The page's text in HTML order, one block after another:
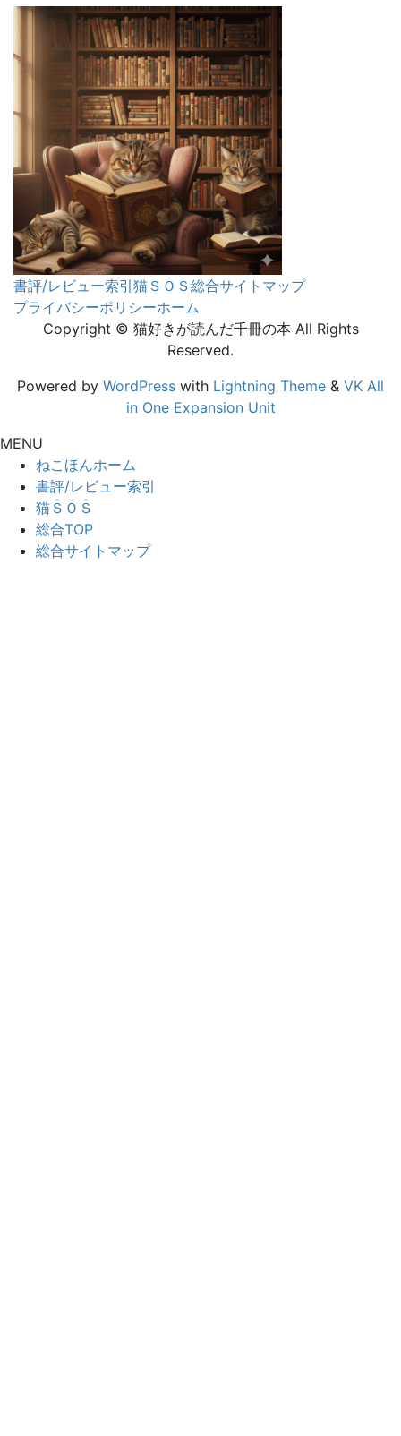
書評/レビュー索引猫ＳＯＳ総合サイトマップ
プライバシーポリシーホーム
Copyright © 猫好きが読んだ千冊の本 All Rights
Reserved.
Powered by WordPress with Lightning Theme & VK All
in One Expansion Unit
MENU
ねこほんホーム
書評/レビュー索引
猫ＳＯＳ
総合TOP
総合サイトマップ